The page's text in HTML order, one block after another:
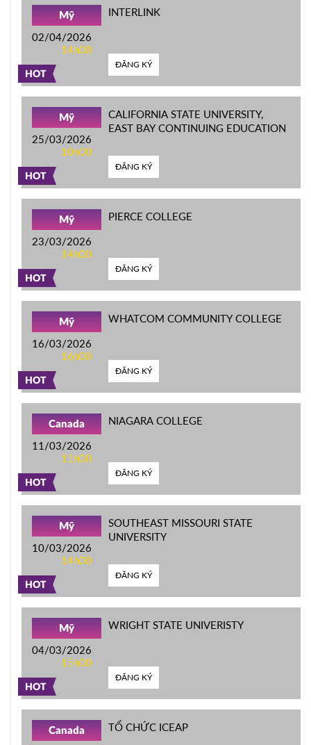
HOT
Mỹ
02/04/2026
14h00
INTERLINK
ĐĂNG KÝ
HOT
Mỹ
25/03/2026
10h00
CALIFORNIA STATE UNIVERSITY,
EAST BAY CONTINUING EDUCATION
ĐĂNG KÝ
HOT
Mỹ
23/03/2026
14h00
PIERCE COLLEGE
ĐĂNG KÝ
HOT
Mỹ
16/03/2026
16h00
WHATCOM COMMUNITY COLLEGE
ĐĂNG KÝ
HOT
Canada
11/03/2026
11h00
NIAGARA COLLEGE
ĐĂNG KÝ
HOT
Mỹ
10/03/2026
14h00
SOUTHEAST MISSOURI STATE
UNIVERSITY
ĐĂNG KÝ
HOT
Mỹ
04/03/2026
15h00
WRIGHT STATE UNIVERISTY
ĐĂNG KÝ
Canada TỔ CHỨC ICEAP